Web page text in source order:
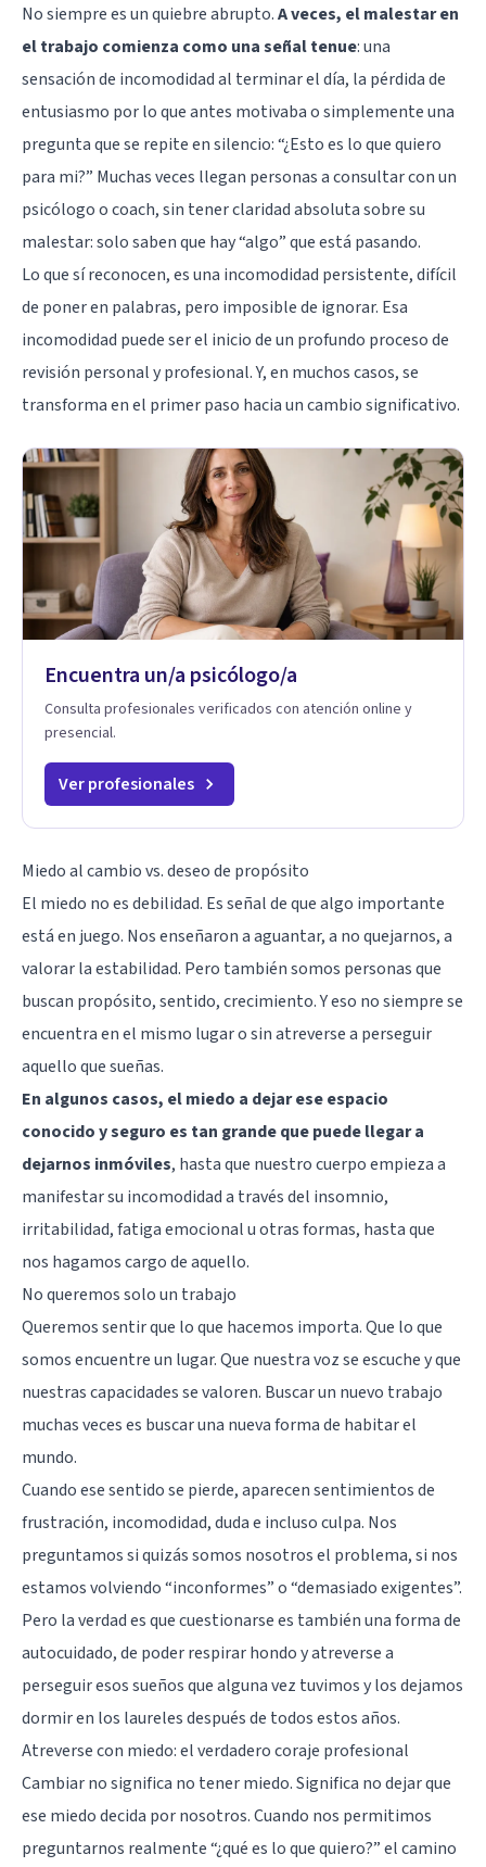
No siempre es un quiebre abrupto.A veces, el malestar en
el trabajo comienza como una señal tenue: una
sensación de incomodidad al terminar el día, la pérdida de
entusiasmo por lo que antes motivaba o simplemente una
pregunta que se repite en silencio: “¿Esto es lo que quiero
para mi?” Muchas veces llegan personas a consultar con un
psicólogo o coach, sin tener claridad absoluta sobre su
malestar: solo saben que hay “algo” que está pasando.
Lo que sí reconocen, es una incomodidad persistente, difícil
de poner en palabras, pero imposible de ignorar. Esa
incomodidad puede ser el inicio de un profundo proceso de
revisión personal y profesional. Y, en muchos casos, se
transforma en el primer paso hacia un cambio significativo.
Encuentra un/a psicólogo/a
Consulta profesionales verificados con atención online y
presencial.
Ver profesionales
Miedo al cambio vs. deseo de propósito
El miedo no es debilidad. Es señal de que algo importante
está en juego. Nos enseñaron a aguantar, a no quejarnos, a
valorar la estabilidad. Pero también somos personas que
buscan propósito, sentido, crecimiento. Y eso no siempre se
encuentra en el mismo lugar o sin atreverse a perseguir
aquello que sueñas.
En algunos casos, el miedo a dejar ese espacio
conocido y seguro es tan grande que puede llegar a
dejarnos inmóviles, hasta que nuestro cuerpo empieza a
manifestar su incomodidad a través del insomnio,
irritabilidad, fatiga emocional u otras formas, hasta que
nos hagamos cargo de aquello.
No queremos solo un trabajo
Queremos sentir que lo que hacemos importa. Que lo que
somos encuentre un lugar. Que nuestra voz se escuche y que
nuestras capacidades se valoren. Buscar un nuevo trabajo
muchas veces es buscar una nueva forma de habitar el
mundo.
Cuando ese sentido se pierde, aparecen sentimientos de
frustración, incomodidad, duda e incluso culpa. Nos
preguntamos si quizás somos nosotros el problema, si nos
estamos volviendo “inconformes” o “demasiado exigentes”.
Pero la verdad es que cuestionarse es también una forma de
autocuidado, de poder respirar hondo y atreverse a
perseguir esos sueños que alguna vez tuvimos y los dejamos
dormir en los laureles después de todos estos años.
Atreverse con miedo: el verdadero coraje profesional
Cambiar no significa no tener miedo. Significa no dejar que
ese miedo decida por nosotros. Cuando nos permitimos
preguntarnos realmente “¿qué es lo que quiero?” el camino